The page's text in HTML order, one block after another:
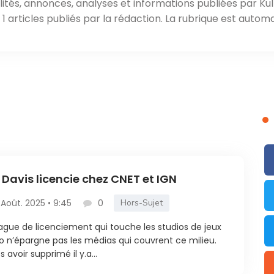
annonces, analyses et informations publiées par
publiés par la rédaction. La rubrique est
licencie chez CNET et IGN
2025 • 9:45 0 Hors-Sujet
de licenciement qui touche les studios de jeux
n’épargne pas les médias qui couvrent ce milieu.
avoir supprimé il y.a...